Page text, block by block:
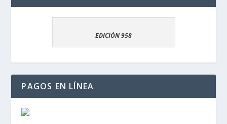
EDICIÓN 958
PAGOS EN LÍNEA